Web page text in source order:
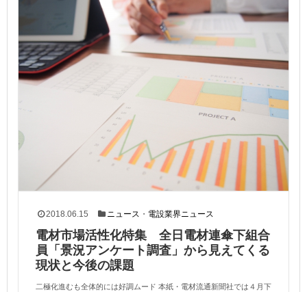
2018.06.15 ニュース ・ 電設業界ニュース
電材市場活性化特集 全日電材連傘下組合
員「景況アンケート調査」から見えてくる
現状と今後の課題
二極化進むも全体的には好調ムード 本紙・電材流通新聞社では４月下